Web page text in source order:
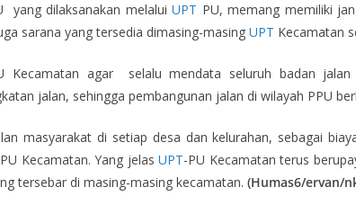
yang dilaksanakan melaluiUPT PU, memang memiliki
sarana yang tersedia dimasing-masing UPT Kecamatan
Kecamatan agar selalu mendata seluruh badan
jalan, sehingga pembangunan jalan di wilayah PPU
masyarakat di setiap desa dan kelurahan, sebagai
Kecamatan. Yang jelasUPT-PU Kecamatan terus
tersebar di masing-masing kecamatan. (Humas6/ervan/